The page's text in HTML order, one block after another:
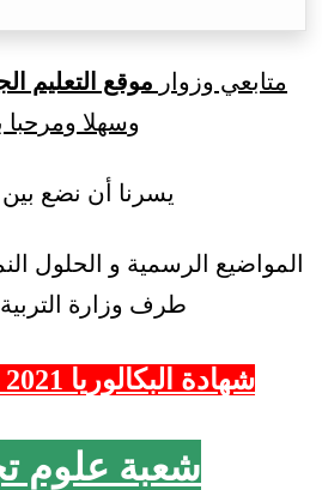
متابعي وزوار موقع التعليم
وسهلا ومرحبا
يسرنا أن نضع بين
المواضيع الرسمية و الحلول
طرف وزارة التربية
شهادة البكالوريا 2021 – 2021 BAC
شعبة علوم